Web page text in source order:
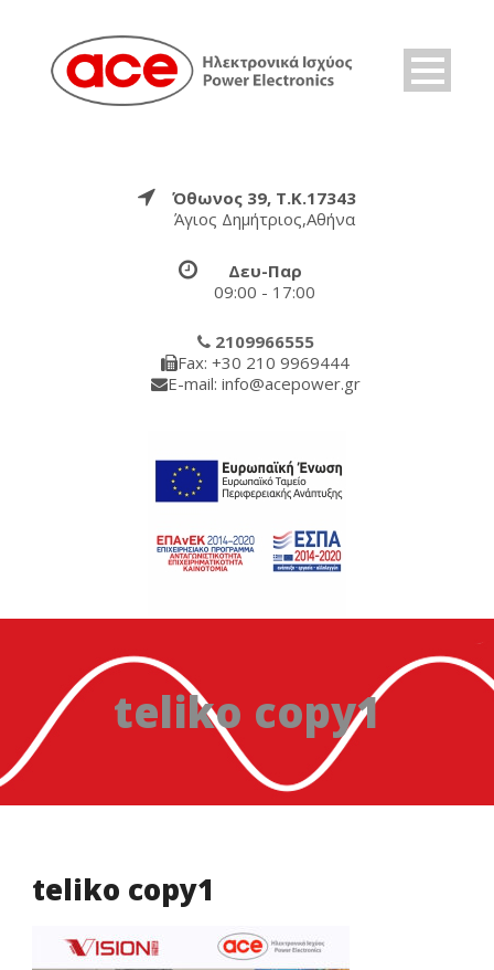
Όθωνος 39, Τ.Κ.17343
Άγιος Δημήτριος,Αθήνα
Δευ-Παρ
09:00 - 17:00
2109966555
Fax: +30 210 9969444
E-mail: info@acepower.gr
teliko copy1
teliko copy1